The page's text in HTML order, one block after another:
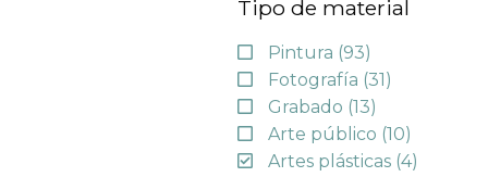
Tipo de material
Pintura (93)
Fotografía (31)
Grabado (13)
Arte público (10)
Artes plásticas (4)